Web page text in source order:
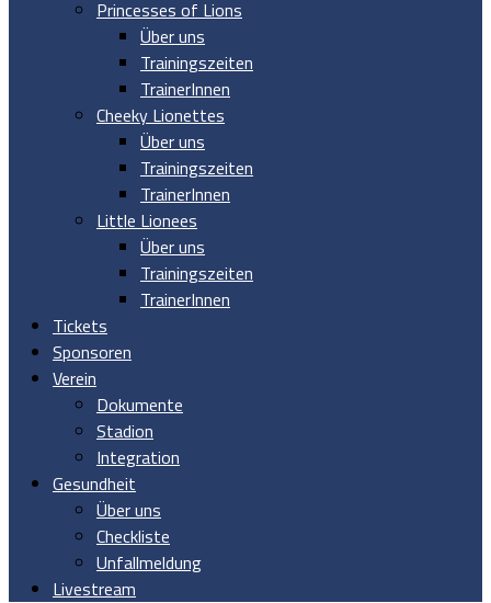
Princesses of Lions
Über uns
Trainingszeiten
TrainerInnen
Cheeky Lionettes
Über uns
Trainingszeiten
TrainerInnen
Little Lionees
Über uns
Trainingszeiten
TrainerInnen
Tickets
Sponsoren
Verein
Dokumente
Stadion
Integration
Gesundheit
Über uns
Checkliste
Unfallmeldung
Livestream